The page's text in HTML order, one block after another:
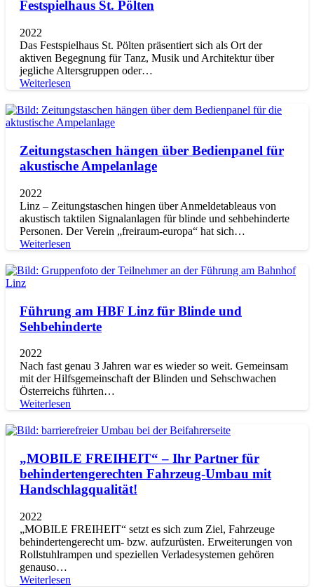
Festspielhaus St. Pölten
2022
Das Festspielhaus St. Pölten präsentiert sich als Ort der
aktiven Begegnung für Tanz, Musik und Architektur über
jegliche Altersgruppen oder…
Weiterlesen
Zeitungstaschen hängen über Bedienpanel für
akustische Ampelanlage
2022
Linz – Zeitungstaschen hingen über Anmeldetableaus von
akustisch taktilen Signalanlagen für blinde und sehbehinderte
Personen. Der Verein „freiraum-europa“ hat sich…
Weiterlesen
Führung am HBF Linz für Blinde und
Sehbehinderte
2022
Nach fast genau 3 Jahren war es wieder so weit. Gemeinsam
mit der Hilfsgemeinschaft der Blinden und Sehschwachen
Österreichs führten…
Weiterlesen
„MOBILE FREIHEIT“ – Ihr Partner für
behindertengerechten Fahrzeug-Umbau mit
Handschlagqualität!
2022
„MOBILE FREIHEIT“ setzt es sich zum Ziel, Fahrzeuge
behindertengerecht um- bzw. aufzurüsten. Erweiterungen von
Rollstuhlrampen und speziellen Verladesystemen gehören
genauso…
Weiterlesen